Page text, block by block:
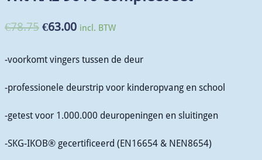
€78.75 €63.00 incl. BTW
-voorkomt vingers tussen de deur
-professionele deurstrip voor kinderopvang en school
-getest voor 1.000.000 deuropeningen en sluitingen
-SKG-IKOB® gecertificeerd (EN16654 & NEN8654)